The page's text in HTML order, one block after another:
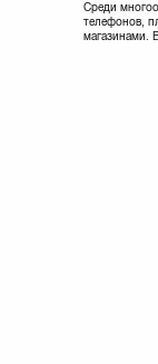
Samsung
Sven(8)
Среди
телефонов,
магазинами.